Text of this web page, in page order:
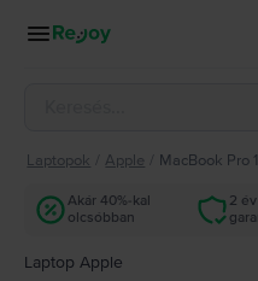
Laptopok Apple MacBook Pro
Akár 40%-kal
olcsóbban
2 év
Laptop Apple